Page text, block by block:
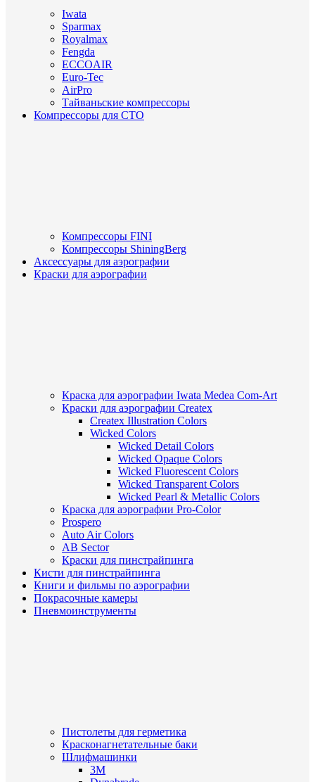
Iwata
Sparmax
Royalmax
Fengda
ECCOAIR
Euro-Tec
AirPro
Тайваньские компрессоры
Компрессоры для СТО
Компрессоры FINI
Компрессоры ShiningBerg
Аксессуары для аэрографии
Краски для аэрографии
Краска для аэрографии Iwata Medea Com-Art
Краски для аэрографии Createx
Createx Illustration Colors
Wicked Colors
Wicked Detail Colors
Wicked Opaque Colors
Wicked Fluorescent Colors
Wicked Transparent Colors
Wicked Pearl & Metallic Colors
Краска для аэрографии Pro-Color
Prospero
Auto Air Colors
AB Sector
Краски для пинстрайпинга
Кисти для пинстрайпинга
Книги и фильмы по аэрографии
Покрасочные камеры
Пневмоинструменты
Пистолеты для герметика
Красконагнетательные баки
Шлифмашинки
3M